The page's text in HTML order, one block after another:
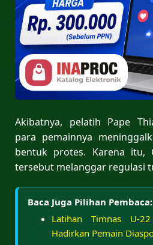
Akibatnya, pelatih Pape
para pemainnya
bentuk protes. Karena itu,
tersebut melanggar regulasi
Baca Juga Pilihan Pembaca:
Latihan Timnas U-
Hadirkan Pemain